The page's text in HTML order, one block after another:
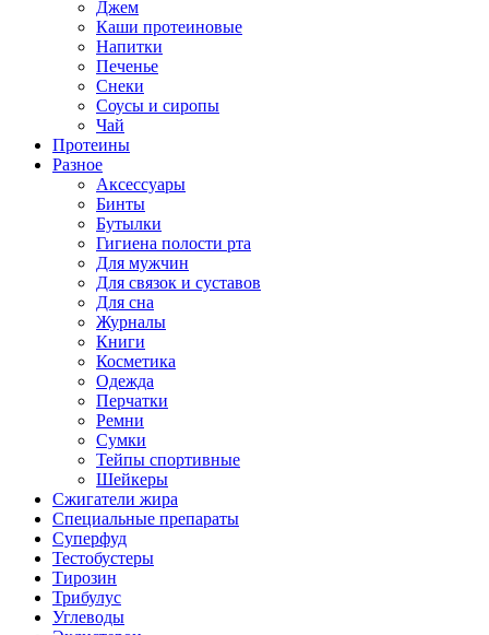
Джем
Каши протеиновые
Напитки
Печенье
Снеки
Соусы и сиропы
Чай
Протеины
Разное
Аксессуары
Бинты
Бутылки
Гигиена полости рта
Для мужчин
Для связок и суставов
Для сна
Журналы
Книги
Косметика
Одежда
Перчатки
Ремни
Сумки
Тейпы спортивные
Шейкеры
Сжигатели жира
Специальные препараты
Суперфуд
Тестобустеры
Тирозин
Трибулус
Углеводы